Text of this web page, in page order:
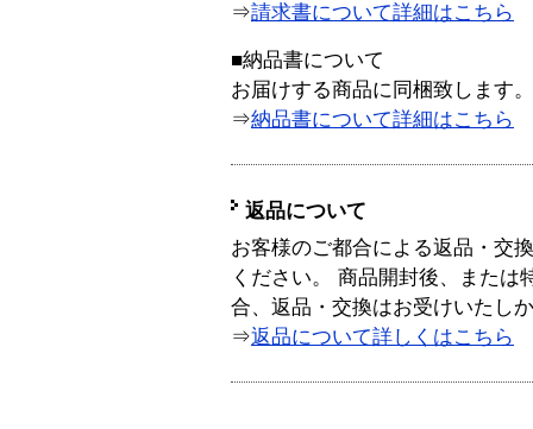
⇒請求書について詳細はこちら
■納品書について
お届けする商品に同梱致します。
⇒納品書について詳細はこちら
返品について
お客様のご都合による返品・交
ください。 商品開封後、または
合、返品・交換はお受けいたし
⇒返品について詳しくはこちら